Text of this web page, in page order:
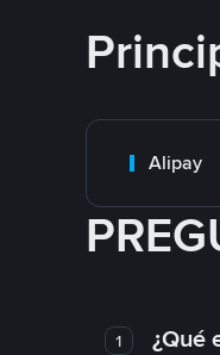
Alipay
1 ¿Qué